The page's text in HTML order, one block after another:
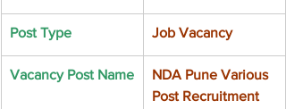
Post Type Job Vacancy
Vacancy Post Name
NDA Pune Various
Post Recruitment